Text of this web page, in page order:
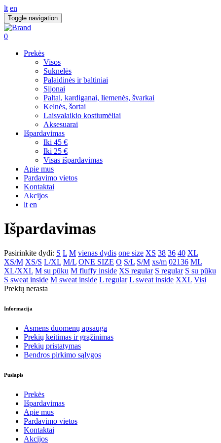
lt en
Toggle navigation
0
Prekės
Visos
Suknelės
Palaidinės ir baltiniai
Sijonai
Paltai, kardiganai, liemenės, švarkai
Kelnės, šortai
Laisvalaikio kostiumėliai
Aksesuarai
Išpardavimas
Iki 45 €
Iki 25 €
Visas išpardavimas
Apie mus
Pardavimo vietos
Kontaktai
Akcijos
lt en
Išpardavimas
Pasirinkite dydi: S L M vienas dydis one size XS 38 36 40 XL
XS/M XS/S L/XL M/L ONE SIZE O S/L S/M xs/m 02136 ML
XL/XXL M su pūku M fluffy inside XS regular S regular S su pūku
S sweat inside M sweat inside L regular L sweat inside XXL Visi
Prekių nerasta
Informacija
Asmens duomenų apsauga
Prekių keitimas ir grąžinimas
Prekių pristatymas
Bendros pirkimo sąlygos
Puslapis
Prekės
Išpardavimas
Apie mus
Pardavimo vietos
Kontaktai
Akcijos